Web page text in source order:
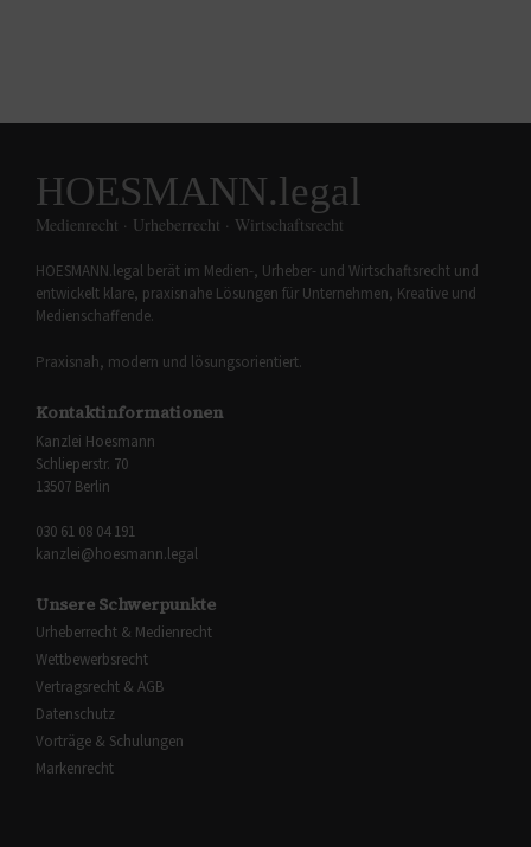
HOESMANN.legal
Medienrecht · Urheberrecht · Wirtschaftsrecht
HOESMANN.legal berät im Medien-, Urheber- und Wirtschaftsrecht und
entwickelt klare, praxisnahe Lösungen für Unternehmen, Kreative und
Medienschaffende.
Praxisnah, modern und lösungsorientiert.
Kontaktinformationen
Kanzlei Hoesmann
Schlieperstr. 70
13507 Berlin
030 61 08 04 191
kanzlei@hoesmann.legal
Unsere Schwerpunkte
Urheberrecht & Medienrecht
Wettbewerbsrecht
Vertragsrecht & AGB
Datenschutz
Vorträge & Schulungen
Markenrecht